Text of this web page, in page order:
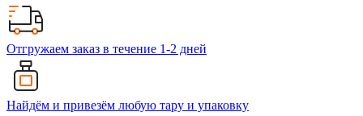
Отгружаем заказ в течение 1-2 дней
Найдём и привезём любую тару и упаковку